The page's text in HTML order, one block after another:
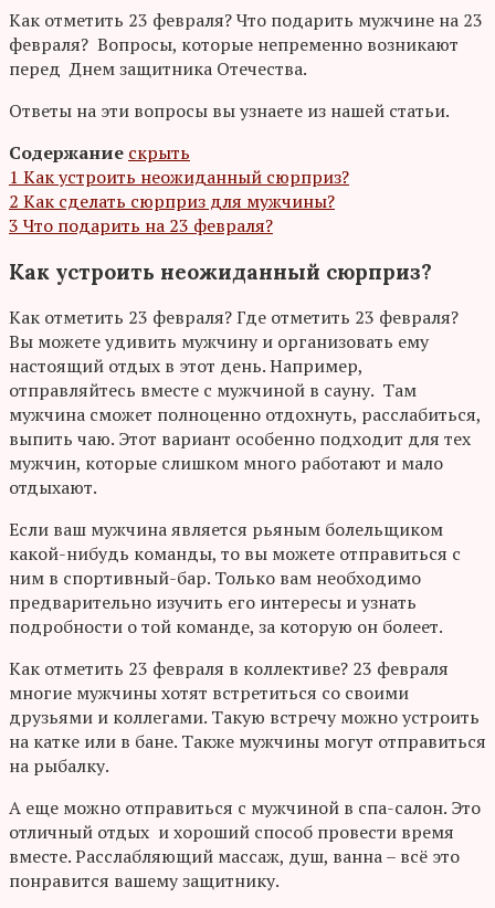
Как отметить 23 февраля? Что подарить мужчине на 23
февраля? Вопросы, которые непременно возникают
перед Днем защитника Отечества.
Ответы на эти вопросы вы узнаете из нашей статьи.
Содержание скрыть
1 Как устроить неожиданный сюрприз?
2 Как сделать сюрприз для мужчины?
3 Что подарить на 23 февраля?
Как устроить неожиданный сюрприз?
Как отметить 23 февраля? Где отметить 23 февраля?
Вы можете удивить мужчину и организовать ему
настоящий отдых в этот день. Например,
отправляйтесь вместе с мужчиной в сауну. Там
мужчина сможет полноценно отдохнуть, расслабиться,
выпить чаю. Этот вариант особенно подходит для тех
мужчин, которые слишком много работают и мало
отдыхают.
Если ваш мужчина является рьяным болельщиком
какой-нибудь команды, то вы можете отправиться с
ним в спортивный-бар. Только вам необходимо
предварительно изучить его интересы и узнать
подробности о той команде, за которую он болеет.
Как отметить 23 февраля в коллективе? 23 февраля
многие мужчины хотят встретиться со своими
друзьями и коллегами. Такую встречу можно устроить
на катке или в бане. Также мужчины могут отправиться
на рыбалку.
А еще можно отправиться с мужчиной в спа-салон. Это
отличный отдых и хороший способ провести время
вместе. Расслабляющий массаж, душ, ванна – всё это
понравится вашему защитнику.